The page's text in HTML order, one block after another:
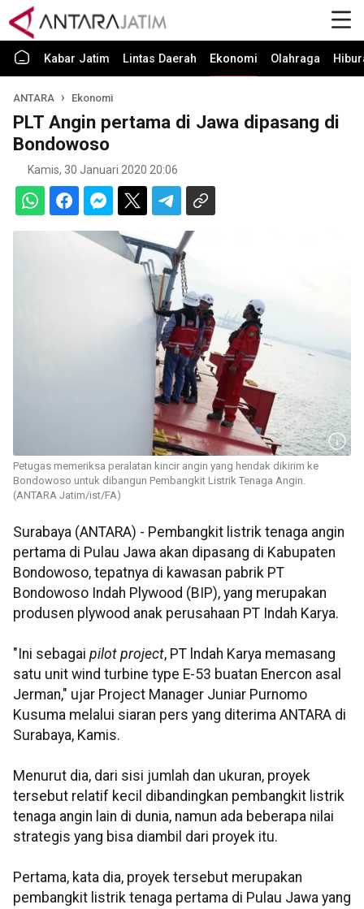
Kabar Jatim Lintas Daerah Ekonomi Olahraga
ANTARA Ekonomi
PLT Angin pertama di Jawa dipasang di
Bondowoso
Kamis, 30 Januari 2020 20:06
Petugas memeriksa peralatan kincir angin yang hendak dikirim ke
Bondowoso untuk dibangun Pembangkit Listrik Tenaga Angin.
(ANTARA Jatim/ist/FA)
Surabaya (ANTARA) - Pembangkit listrik tenaga angin
pertama di Pulau Jawa akan dipasang di Kabupaten
Bondowoso, tepatnya di kawasan pabrik PT
Bondowoso Indah Plywood (BIP), yang merupakan
produsen plywood anak perusahaan PT Indah Karya.
"Ini sebagai pilot project, PT lndah Karya memasang
satu unit wind turbine type E-53 buatan Enercon asal
Jerman," ujar Project Manager Juniar Purnomo
Kusuma melalui siaran pers yang diterima ANTARA di
Surabaya, Kamis.
Menurut dia, dari sisi jumlah dan ukuran, proyek
tersebut relatif kecil dibandingkan pembangkit listrik
tenaga angin lain di dunia, namun ada beberapa nilai
strategis yang bisa diambil dari proyek itu.
Pertama, kata dia, proyek tersebut merupakan
pembangkit listrik tenaga pertama di Pulau Jawa yang